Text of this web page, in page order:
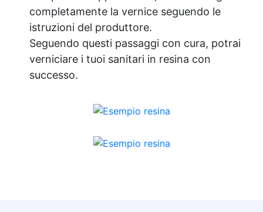
completamente la vernice seguendo le
istruzioni del produttore.
Seguendo questi passaggi con cura, potrai
verniciare i tuoi sanitari in resina con
successo.